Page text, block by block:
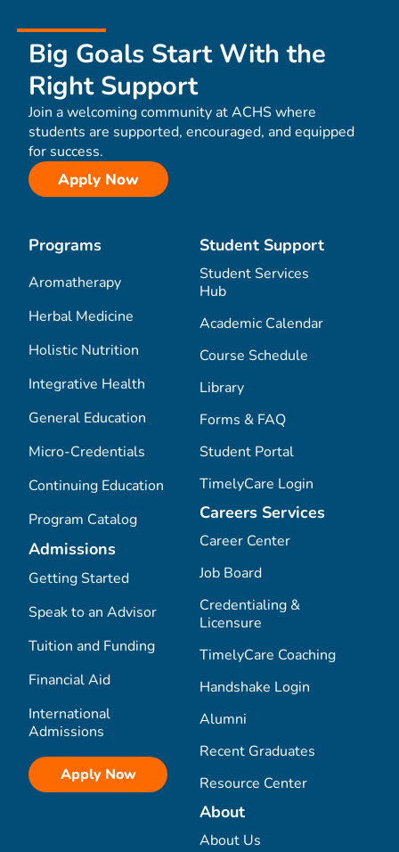
Big Goals Start With the
Right Support
Join a welcoming community at ACHS where
students are supported, encouraged, and equipped
for success.
Apply Now
Programs
Aromatherapy
Herbal Medicine
Holistic Nutrition
Integrative Health
General Education
Micro-Credentials
Continuing Education
Program Catalog
Admissions
Getting Started
Speak to an Advisor
Tuition and Funding
Financial Aid
International
Admissions
Apply Now
Student Support
Student Services
Hub
Academic Calendar
Course Schedule
Library
Forms & FAQ
Student Portal
TimelyCare Login
Careers Services
Career Center
Job Board
Credentialing &
Licensure
TimelyCare Coaching
Handshake Login
Alumni
Recent Graduates
Resource Center
About
About Us